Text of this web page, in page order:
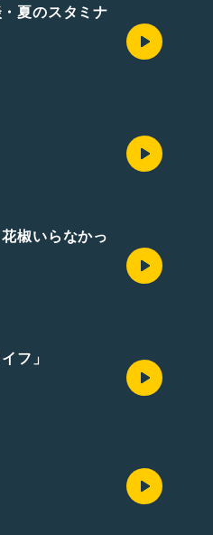
夏のスタミナ
椒いらなかっ
フ」